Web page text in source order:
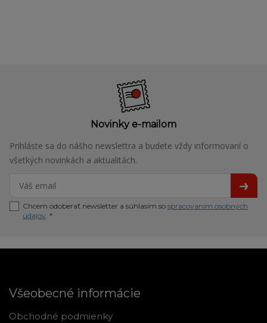
Novinky e-mailom
Prihláste sa do nášho newslettra a budete vždy informovaní o
všetkých novinkách a aktualitách.
Chcem odoberať newsletter a súhlasím so spracovaním osobných
údajov. *
Všeobecné informácie
Obchodné podmienky